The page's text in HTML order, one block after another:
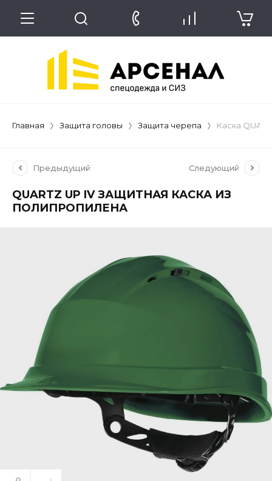
Главная Защита головы Защита черепа Каска
Предыдущий Следующий
QUARTZ UP IV ЗАЩИТНАЯ КАСКА ИЗ
ПОЛИПРОПИЛЕНА